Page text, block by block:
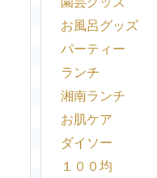
お風呂グッズ
パーティー
ランチ
湘南ランチ
お肌ケア
ダイソー
１００均